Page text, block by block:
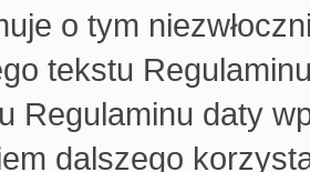
o tym
tekstu
Regulaminu daty
dalszego